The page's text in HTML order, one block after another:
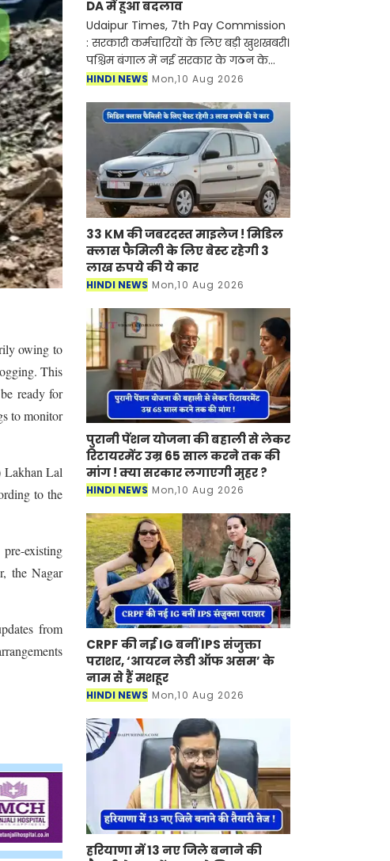
owing to
This
ready for
to monitor
Lakhan Lal
to the
existing
the Nagar
from
DA में हुआ बदलाव
Udaipur Times, 7th Pay Commission
: सरकारी कर्मचारियों के लिए बड़ी खुशखबरी।
पश्चिम बंगाल में नई सरकार के गठन के
साथ ही सातवां वेतन आयोग लागू हो गया है।
कई नियम औ
HINDI NEWS Mon,10 Aug 2026
33 KM की जबरदस्त माइलेज ! मिडिल
क्लास फैमिली के लिए बेस्ट रहेगी 3
लाख रुपये की ये कार
HINDI NEWS Mon,10 Aug 2026
पुरानी पेंशन योजना की बहाली से लेकर
रिटायरमेंट उम्र 65 साल करने तक की
मांग ! क्या सरकार लगाएगी मुहर ?
HINDI NEWS Mon,10 Aug 2026
CRPF की नई IG बनीं IPS संजुक्ता
पराशर, ‘आयरन लेडी ऑफ असम’ के
नाम से हैं मशहूर
HINDI NEWS Mon,10 Aug 2026
हरियाणा में 13 नए जिले बनाने की